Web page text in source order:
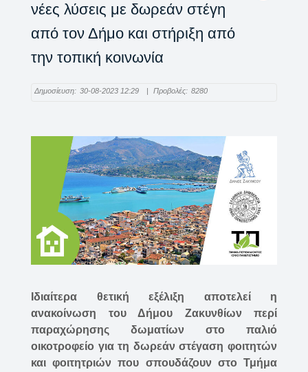
νέες λύσεις με δωρεάν στέγη
από τον Δήμο και στήριξη από
την τοπική κοινωνία
Δημοσίευση: 30-08-2023 12:29 | Προβολές: 8280
Ιδιαίτερα θετική εξέλιξη αποτελεί η
ανακοίνωση του Δήμου Ζακυνθίων περί
παραχώρησης δωματίων στο παλιό
οικοτροφείο για τη δωρεάν στέγαση φοιτητών
και φοιτητριών που σπουδάζουν στο Τμήμα